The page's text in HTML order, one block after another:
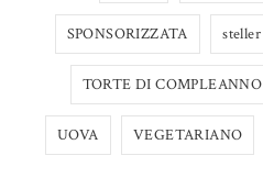
SPONSORIZZATA steller
TORTE DI COMPLEANNO
UOVA VEGETARIANO